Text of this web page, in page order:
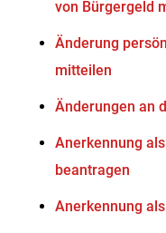
von Bürgergeld
Änderung
mitteilen
Änderungen an
Anerkennung
beantragen
Anerkennung